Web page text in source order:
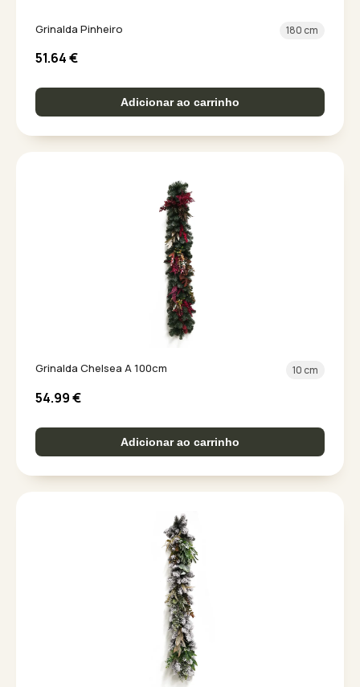
Grinalda Pinheiro 180 cm
51.64€
Adicionar ao carrinho
Grinalda Chelsea A 100cm 10 cm
54.99€
Adicionar ao carrinho